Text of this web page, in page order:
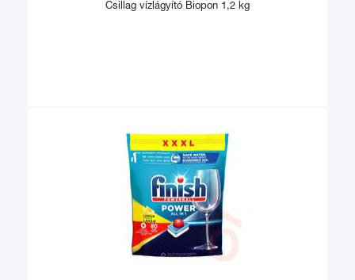
Csillag vízlágyító Biopon 1,2 kg